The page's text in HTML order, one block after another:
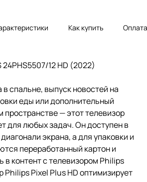
Как купить Оплата
24PHS5507/12 HD (2022)
спальне, выпуск новостей на
еды или дополнительный
пространстве — этот телевизор
для любых задач. Он доступен в
экрана, а для упаковки и
переработанный картон и
в контент с телевизором Philips
Philips Pixel Plus HD оптимизирует